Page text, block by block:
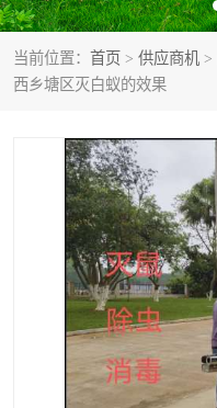
当前位置： 首页 > 供应商机 >
西乡塘区灭白蚁的效果
南宁除四害
南宁除虫公司